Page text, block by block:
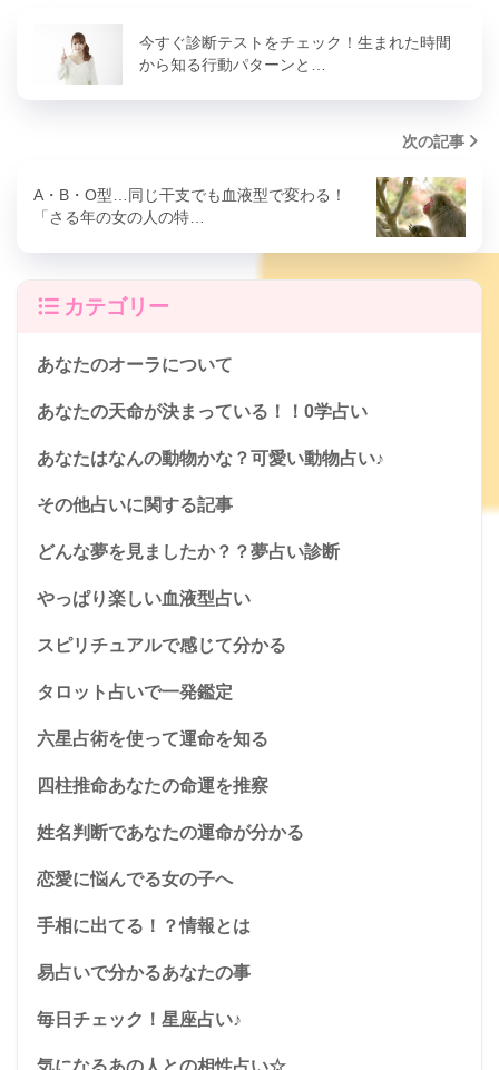
今すぐ診断テストをチェック！生まれた時間
から知る行動パターンと…
次の記事
A・B・O型…同じ干支でも血液型で変わる！
「さる年の女の人の特…
カテゴリー
あなたのオーラについて
あなたの天命が決まっている！！0学占い
あなたはなんの動物かな？可愛い動物占い♪
その他占いに関する記事
どんな夢を見ましたか？？夢占い診断
やっぱり楽しい血液型占い
スピリチュアルで感じて分かる
タロット占いで一発鑑定
六星占術を使って運命を知る
四柱推命あなたの命運を推察
姓名判断であなたの運命が分かる
恋愛に悩んでる女の子へ
手相に出てる！？情報とは
易占いで分かるあなたの事
毎日チェック！星座占い♪